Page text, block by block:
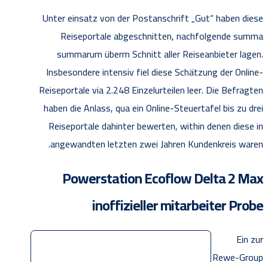
Unter einsatz von der Postanschrift „Gut“ haben diese
Reiseportale abgeschnitten, nachfolgende summa
summarum überm Schnitt aller Reiseanbieter lagen.
Insbesondere intensiv fiel diese Schätzung der Online-
Reiseportale via 2.248 Einzelurteilen leer. Die Befragten
haben die Anlass, qua ein Online-Steuertafel bis zu drei
Reiseportale dahinter bewerten, within denen diese in
angewandten letzten zwei Jahren Kundenkreis waren.
Powerstation Ecoflow Delta 2 Max
inoffizieller mitarbeiter Probe
Ein zur
Rewe-Group